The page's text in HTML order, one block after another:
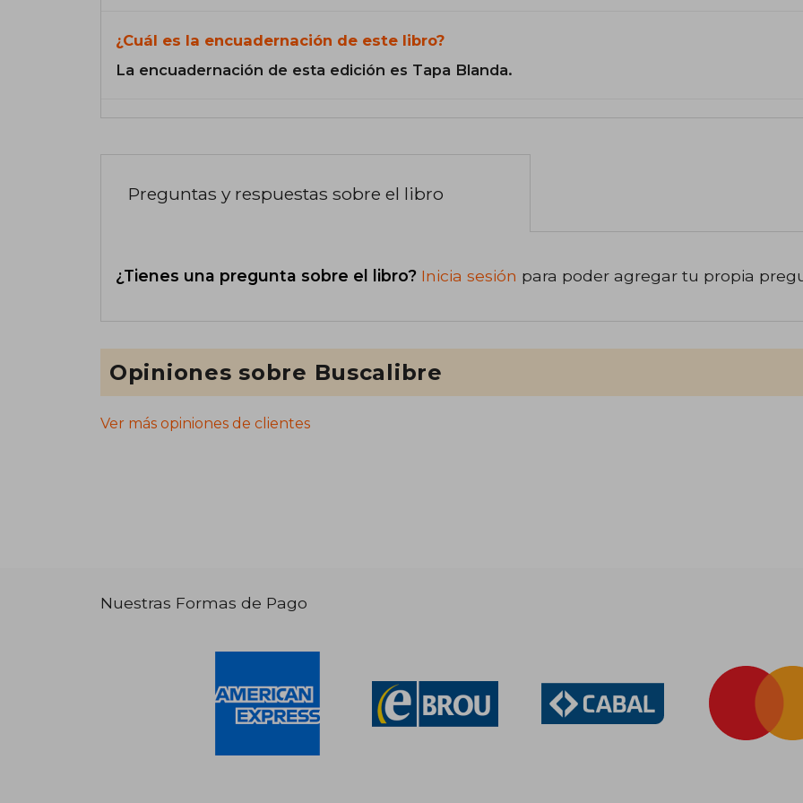
¿Cuál es la encuadernación de este libro?
La encuadernación de esta edición es Tapa Blanda.
Preguntas y respuestas sobre el libro
¿Tienes una pregunta sobre el libro? Inicia sesión para poder agregar tu propia
Opiniones sobre Buscalibre
Ver más opiniones de clientes
Nuestras Formas de Pago